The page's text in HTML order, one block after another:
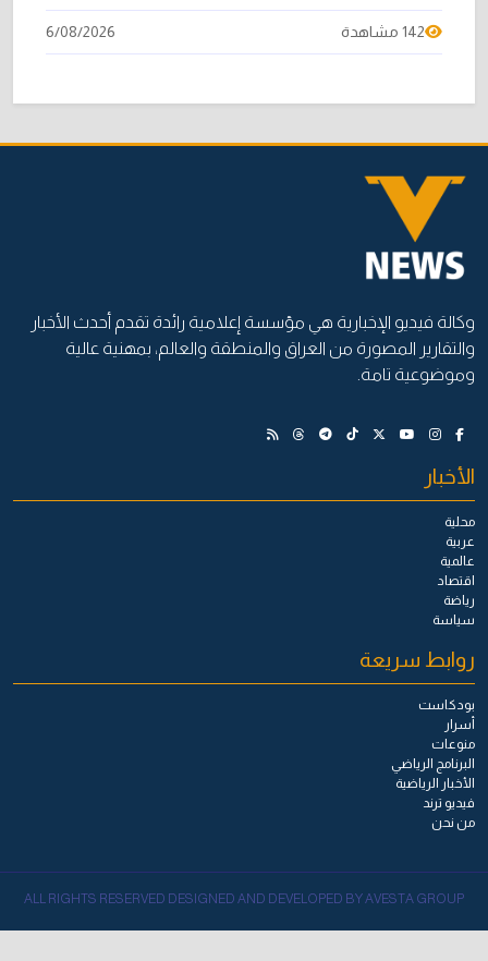
142 مشاهدة 6/08/2026
وكالة فيديو الإخبارية هي مؤسسة إعلامية رائدة تقدم أحدث الأخبار
والتقارير المصورة من العراق والمنطقة والعالم، بمهنية عالية
وموضوعية تامة.
الأخبار
محلية
عربية
عالمية
اقتصاد
رياضة
سياسة
روابط سريعة
بودكاست
أسرار
منوعات
البرنامج الرياضي
الأخبار الرياضية
فيديو ترند
من نحن
ALL RIGHTS RESERVED DESIGNED AND DEVELOPED BY AVESTA GROUP